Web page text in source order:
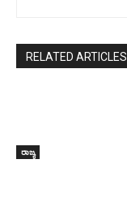
RELATED ARTICLES
ರಾಜ್ಯ